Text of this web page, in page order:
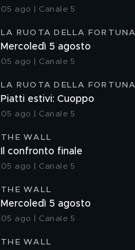
05 ago | Canale 5
LA RUOTA DELLA FORTUNA
Mercoledì 5 agosto
05 ago | Canale 5
LA RUOTA DELLA FORTUNA
Piatti estivi: Cuoppo
05 ago | Canale 5
THE WALL
Il confronto finale
05 ago | Canale 5
THE WALL
Mercoledì 5 agosto
05 ago | Canale 5
THE WALL